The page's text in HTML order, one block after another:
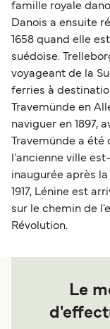
famille royale
Danois a ensuite
1658 quand elle
suédoise.
voyageant de la
ferries à
Travemünde en
naviguer en 1897,
Travemünde a été
l'ancienne ville
inaugurée après la
1917, Lénine est
sur le chemin de
Révolution.
Le